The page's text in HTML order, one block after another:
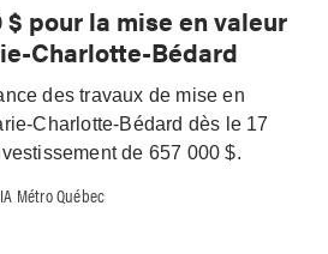
$ pour la mise en valeur
Charlotte-Bédard
des travaux de mise en
Charlotte-Bédard dès le 17
de 657 000 $.
Métro Québec